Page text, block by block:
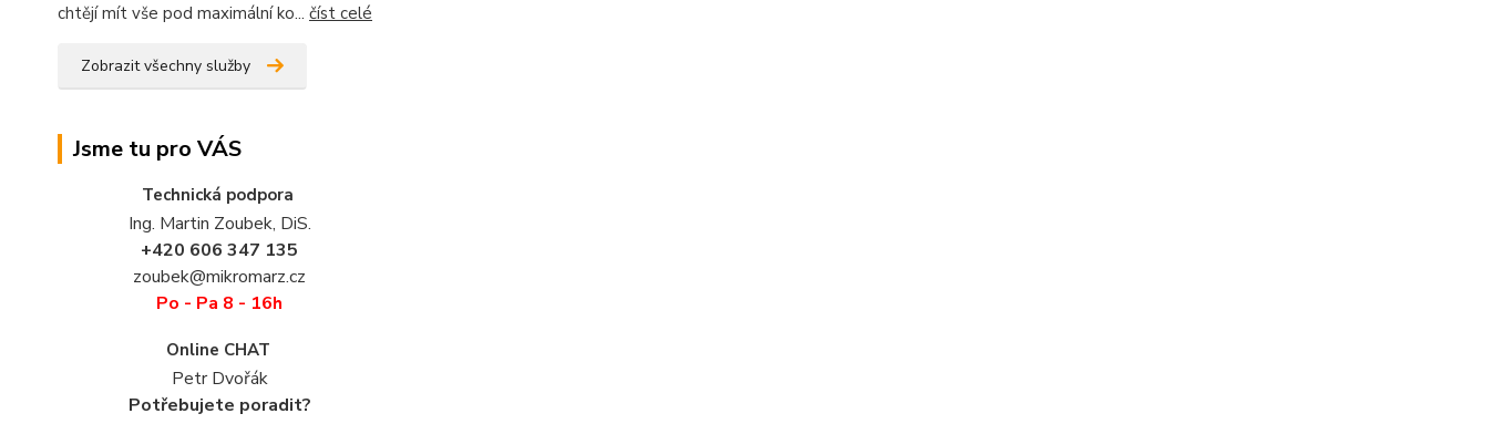
chtějí mít vše pod maximální ko... číst celé
Zobrazit všechny služby
Jsme tu pro VÁS
Technická podpora
Ing. Martin Zoubek, DiS.
+420 606 347 135
zoubek@mikromarz.cz
Po - Pa 8 - 16h
Online CHAT
Petr Dvořák
Potřebujete poradit?